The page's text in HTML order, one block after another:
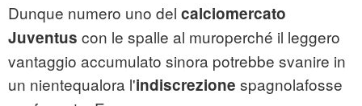
Dunque numero uno del calciomercato
Juventus con le spalle al muroperché il leggero
vantaggio accumulato sinora potrebbe svanire in
un nientequalora l'indiscrezione spagnolafosse